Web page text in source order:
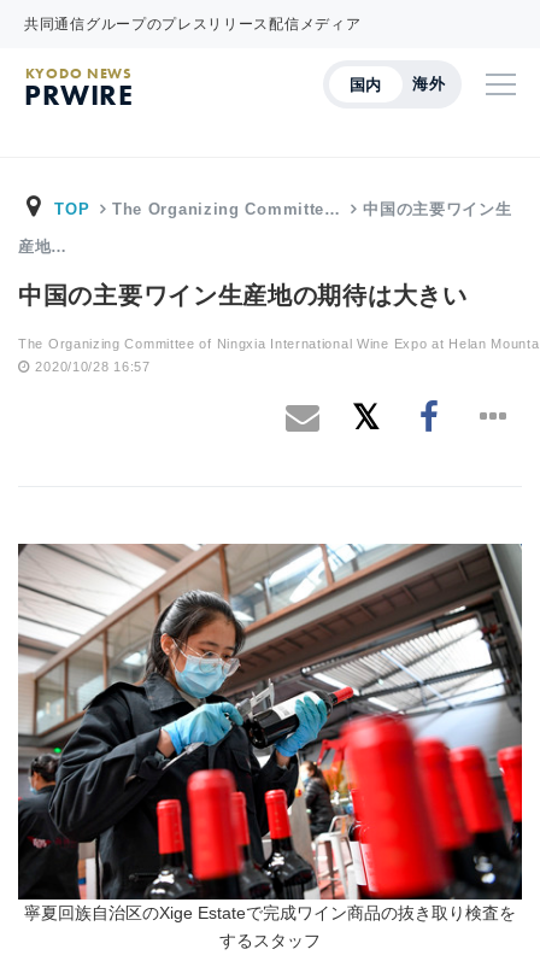
共同通信グループのプレスリリース配信メディア
国内 海外
KYODO NEWS
PRWIRE
TOP The Organizing Committe… 中国の主要ワイン生
産地…
中国の主要ワイン生産地の期待は大きい
The Organizing Committee of Ningxia International Wine Expo at Helan
2020/10/28 16:57
寧夏回族自治区のXige Estateで完成ワイン商品の抜き取り検査を
するスタッフ